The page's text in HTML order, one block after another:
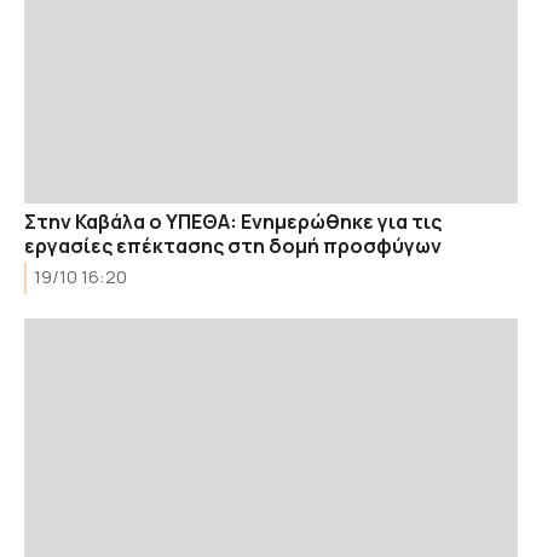
Στην Καβάλα ο ΥΠΕΘΑ: Ενημερώθηκε για τις
εργασίες επέκτασης στη δομή προσφύγων
19/10 16:20